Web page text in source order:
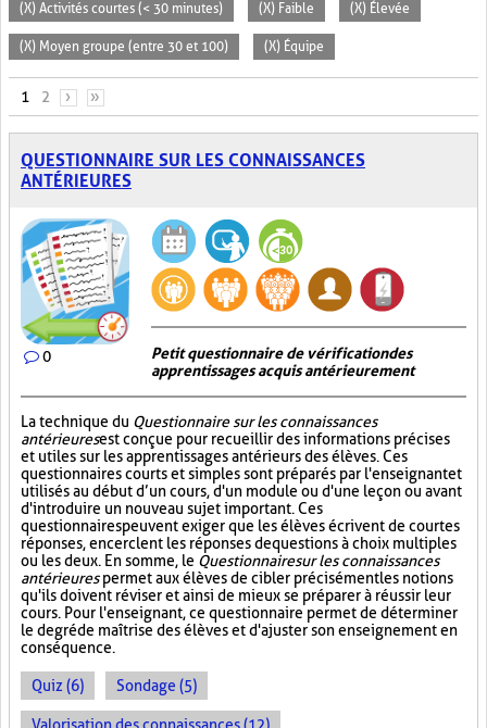
(X) Activités courtes (< 30 minutes) (X) Faible (X) Élevée
(X) Moyen groupe (entre 30 et 100) (X) Équipe
PAGES
1 2 › »
QUESTIONNAIRE SUR LES CONNAISSANCES
ANTÉRIEURES
0
Petit questionnaire de vérification des
apprentissages acquis antérieurement
La technique du Questionnaire sur les connaissances
antérieuresest conçue pour recueillir des informations précises
et utiles sur les apprentissages antérieurs des élèves. Ces
questionnaires courts et simples sont préparés par l'enseignant et
utilisés au début d’un cours, d'un module ou d'une leçon ou avant
d'introduire un nouveau sujet important. Ces
questionnaires peuvent exiger que les élèves écrivent de courtes
réponses, encerclent les réponses de questions à choix multiples
ou les deux. En somme, le Questionnaire sur les connaissances
antérieurespermet aux élèves de cibler précisément les notions
qu'ils doivent réviser et ainsi de mieux se préparer à réussir leur
cours. Pour l'enseignant, ce questionnaire permet de déterminer
le degré de maîtrise des élèves et d'ajuster son enseignement en
conséquence.
Quiz (6) Sondage (5)